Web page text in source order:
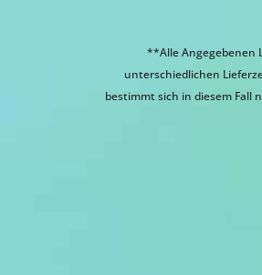
**Alle Angegebenen
unterschiedlichen
bestimmt sich in diesem Fall